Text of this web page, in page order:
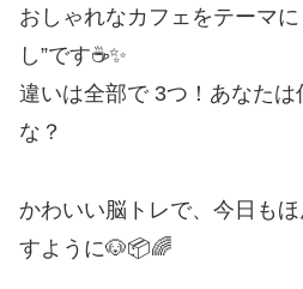
おしゃれなカフェをテーマ
し”です☕✨
違いは全部で 3つ！あなた
な？
かわいい脳トレで、今日も
すように🐶📦🌈